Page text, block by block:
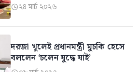
২৪ মার্চ ২০২৬
দরজা খুলেই প্রধানমন্ত্রী মুচকি হেসে
বললেন ‘চলেন যুদ্ধে যাই’